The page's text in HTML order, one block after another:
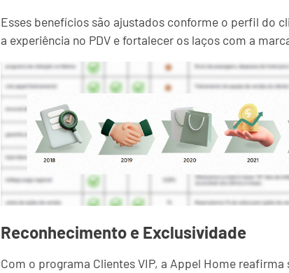
Esses benefícios são ajustados conforme o perfil do
a experiência no PDV e fortalecer os laços com a
Reconhecimento e Exclusividade
Com o programa Clientes VIP, a Appel Home